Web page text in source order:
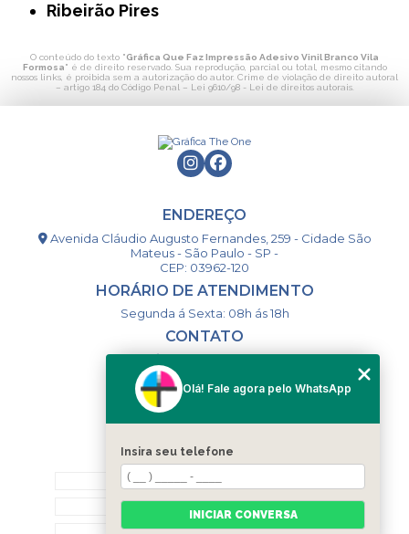
Ribeirão Pires
O conteúdo do texto "Gráfica Que Faz Impressão Adesivo Vinil Branco Vila
Formosa" é de direito reservado. Sua reprodução, parcial ou total, mesmo citando
nossos links, é proibida sem a autorização do autor. Crime de violação de direito autoral
– artigo 184 do Código Penal – Lei 9610/98 - Lei de direitos autorais.
ENDEREÇO
Avenida Cláudio Augusto Fernandes, 259 - Cidade São
Mateus - São Paulo - SP -
CEP: 03962-120
HORÁRIO DE ATENDIMENTO
Segunda á Sexta: 08h ás 18h
CONTATO
(11) 98993-9556
togsm1@gmail.com
MENU
HOME
Olá! Fale agora pelo WhatsApp
Insira seu telefone
INICIAR CONVERSA